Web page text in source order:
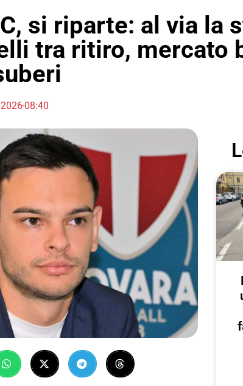
si riparte: al via la
tra ritiro, mercato
08:40